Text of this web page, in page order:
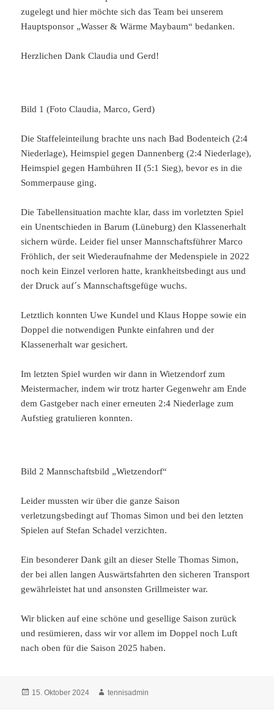
zugelegt und hier möchte sich das Team bei unserem
Hauptsponsor „Wasser & Wärme Maybaum“ bedanken.
Herzlichen Dank Claudia und Gerd!
Bild 1 (Foto Claudia, Marco, Gerd)
Die Staffeleinteilung brachte uns nach Bad Bodenteich (2:4
Niederlage), Heimspiel gegen Dannenberg (2:4 Niederlage),
Heimspiel gegen Hambühren II (5:1 Sieg), bevor es in die
Sommerpause ging.
Die Tabellensituation machte klar, dass im vorletzten Spiel
ein Unentschieden in Barum (Lüneburg) den Klassenerhalt
sichern würde. Leider fiel unser Mannschaftsführer Marco
Fröhlich, der seit Wiederaufnahme der Medenspiele in 2022
noch kein Einzel verloren hatte, krankheitsbedingt aus und
der Druck auf´s Mannschaftsgefüge wuchs.
Letztlich konnten Uwe Kundel und Klaus Hoppe sowie ein
Doppel die notwendigen Punkte einfahren und der
Klassenerhalt war gesichert.
Im letzten Spiel wurden wir dann in Wietzendorf zum
Meistermacher, indem wir trotz harter Gegenwehr am Ende
dem Gastgeber nach einer erneuten 2:4 Niederlage zum
Aufstieg gratulieren konnten.
Bild 2 Mannschaftsbild „Wietzendorf“
Leider mussten wir über die ganze Saison
verletzungsbedingt auf Thomas Simon und bei den letzten
Spielen auf Stefan Schadel verzichten.
Ein besonderer Dank gilt an dieser Stelle Thomas Simon,
der bei allen langen Auswärtsfahrten den sicheren Transport
gewährleistet hat und ansonsten Grillmeister war.
Wir blicken auf eine schöne und gesellige Saison zurück
und resümieren, dass wir vor allem im Doppel noch Luft
nach oben für die Saison 2025 haben.
Veröffentlicht
15. Oktober 2024 Autor
tennisadmin